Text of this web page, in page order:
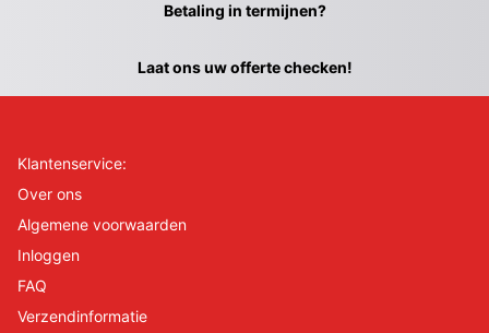
Betaling in termijnen?
Laat ons uw offerte checken!
Klantenservice:
Over ons
Algemene voorwaarden
Inloggen
FAQ
Verzendinformatie